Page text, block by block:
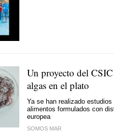
Un proyecto del
algas en el plato
Ya se han realizado
alimentos formulados con
europea
SOMOS MAR